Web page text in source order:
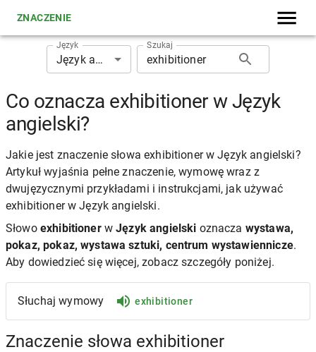
ZNACZENIE
Język
Język angielski
Szukaj
Co oznacza exhibitioner w Język
angielski?
Jakie jest znaczenie słowa exhibitioner w Język angielski?
Artykuł wyjaśnia pełne znaczenie, wymowę wraz z
dwujęzycznymi przykładami i instrukcjami, jak używać
exhibitioner w Język angielski.
Słowo exhibitionerwJęzyk angielski oznacza wystawa,
pokaz, pokaz, wystawa sztuki, centrum wystawiennicze.
Aby dowiedzieć się więcej, zobacz szczegóły poniżej.
Słuchaj wymowy exhibitioner
Znaczenie słowa exhibitioner